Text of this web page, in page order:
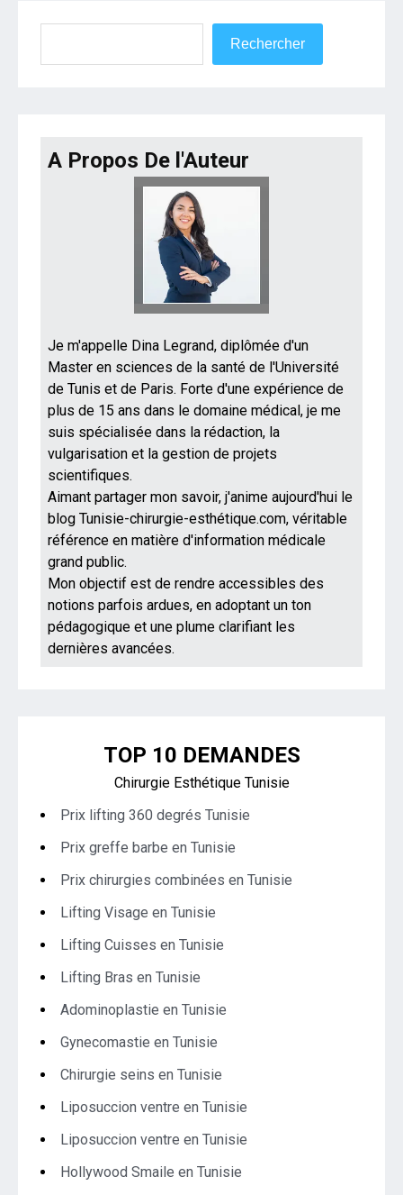
Rechercher
A Propos De l'Auteur
Je m'appelle Dina Legrand, diplômée d'un
Master en sciences de la santé de l'Université
de Tunis et de Paris. Forte d'une expérience de
plus de 15 ans dans le domaine médical, je me
suis spécialisée dans la rédaction, la
vulgarisation et la gestion de projets
scientifiques.
Aimant partager mon savoir, j'anime aujourd'hui le
blog Tunisie-chirurgie-esthétique.com, véritable
référence en matière d'information médicale
grand public.
Mon objectif est de rendre accessibles des
notions parfois ardues, en adoptant un ton
pédagogique et une plume clarifiant les
dernières avancées.
TOP 10 DEMANDES
Chirurgie Esthétique Tunisie
Prix lifting 360 degrés Tunisie
Prix greffe barbe en Tunisie
Prix chirurgies combinées en Tunisie
Lifting Visage en Tunisie
Lifting Cuisses en Tunisie
Lifting Bras en Tunisie
Adominoplastie en Tunisie
Gynecomastie en Tunisie
Chirurgie seins en Tunisie
Liposuccion ventre en Tunisie
Liposuccion ventre en Tunisie
Hollywood Smaile en Tunisie